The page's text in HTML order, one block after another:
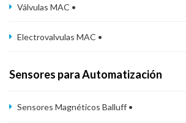
Válvulas MAC •
Electrovalvulas MAC •
Sensores para Automatización
Sensores Magnéticos Balluff •